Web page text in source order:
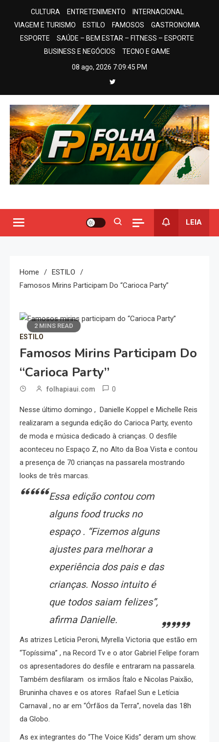
CULTURA ENTRETENIMENTO
INTERNACIONAL
VIAGEM E TURISMO
ESTILO FAMOSOS
GASTRONOMIA
ESPORTE
SAÚDE – BEM ESTAR – FITNESS – ESPORTE
BUSINESS E NEGÓCIOS
TECNO E GAME
08 ago, 2026 7:09:46 PM
LEIA
Home
ESTILO
Famosos Mirins Participam Do “Carioca Party”
2 MINS READ
ESTILO
Famosos Mirins Participam Do
“Carioca Party”
folhapiaui.com 0
Nesse último domingo , Danielle Koppel e Michelle Reis
realizaram a segunda edição do Carioca Party, evento
de moda e música dedicado à crianças. O desfile
aconteceu no Espaço Z, no Alto da Boa Vista e contou
a presença de 70 crianças na passarela mostrando
looks de três marcas.
Essa edição contou com
alguns food trucks no
espaço . “Fizemos alguns
ajustes para melhorar a
experiência dos pais e das
crianças. Nosso intuito é
que todos saiam felizes”,
afirma Danielle.
As atrizes Letícia Peroni, Myrella Victoria que estão em
“Topíssima” , na Record Tv e o ator Gabriel Felipe foram
os apresentadores do desfile e entraram na passarela.
Também desfilaram os irmãos Ítalo e Nicolas Paixão,
Bruninha chaves e os atores Rafael Sun e Letícia
Carnaval , no ar em “Órfãos da Terra”, novela das 18h
da Globo.
As ex integrantes do “The Voice Kids” deram um show.